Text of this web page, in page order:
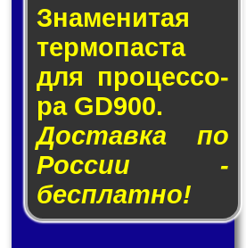
Знаменитая
тер­мо­пас­та
для про­цес­со­
ра GD900.
Доставка по
России -
бесплатно!